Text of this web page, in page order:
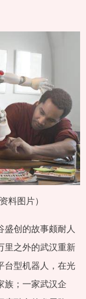
料图片）
盛创的故事颇耐人
之外的武汉重新
台型机器人，在光
族；一家武汉企